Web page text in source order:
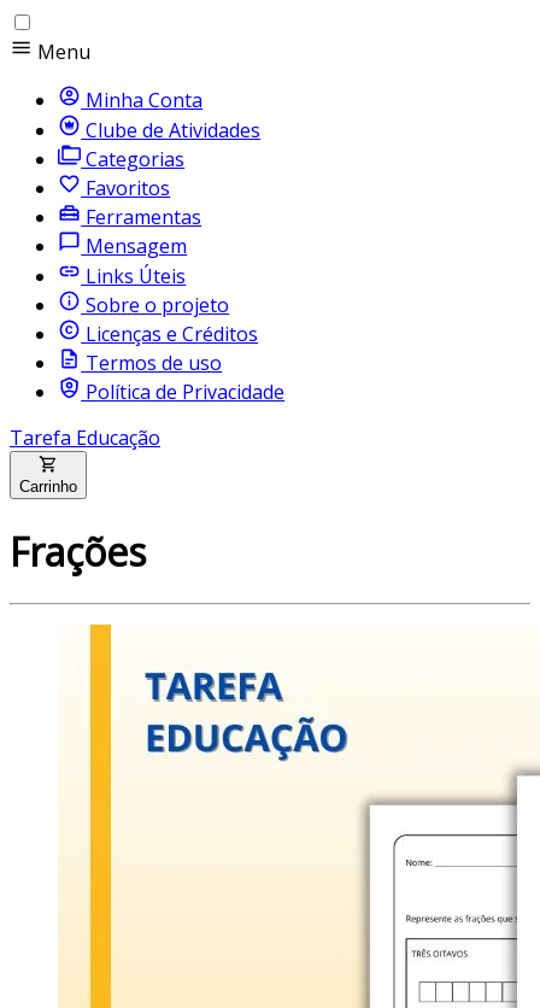
Menu
Minha Conta
Clube de Atividades
Categorias
Favoritos
Ferramentas
Mensagem
Links Úteis
Sobre o projeto
Licenças e Créditos
Termos de uso
Política de Privacidade
Tarefa Educação
Carrinho
Frações